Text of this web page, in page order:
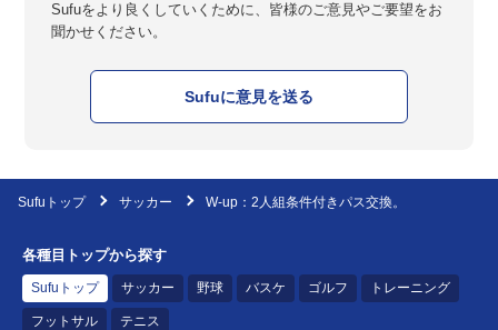
Sufuをより良くしていくために、皆様のご意見やご要望をお
聞かせください。
Sufuに意見を送る
Sufuトップ サッカー W-up：2人組条件付きパス交換。
各種目トップから探す
Sufuトップ サッカー 野球 バスケ ゴルフ トレーニング
フットサル テニス